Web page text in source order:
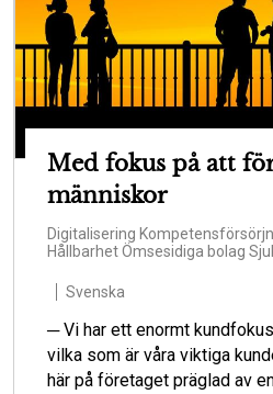
Med fokus på att
människor
Digitalisering
HållbarhetÖmsesidiga bolag
Svenska
─ Vi har ett enormt
vilka som är våra viktiga
här på företaget präglad av